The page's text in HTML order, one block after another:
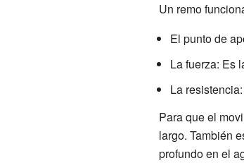
Un remo
El punto de
La fuerza: Es
La
Para que el
largo. También
profundo en el